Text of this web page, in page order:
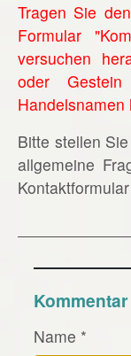
Tragen Sie
Formular
versuchen
oder
Handelsnamen
Bitte stellen
allgemeine
Name *